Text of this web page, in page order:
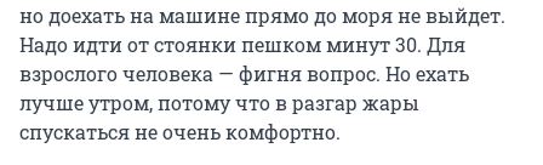
но доехать на машине прямо до моря не выйдет.
Надо идти от стоянки пешком минут 30. Для
взрослого человека — фигня вопрос. Но ехать
лучше утром, потому что в разгар жары
спускаться не очень комфортно.